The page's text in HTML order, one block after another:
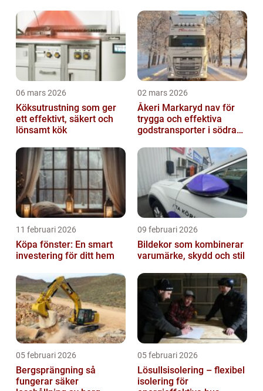
06 mars 2026
Köksutrustning som ger
ett effektivt, säkert och
lönsamt kök
02 mars 2026
Åkeri Markaryd nav för
trygga och effektiva
godstransporter i södra
11 februari 2026
Köpa fönster: En smart
investering för ditt hem
09 februari 2026
Bildekor som kombinerar
varumärke, skydd och stil
05 februari 2026
Bergsprängning så
fungerar säker
05 februari 2026
Lösullsisolering – flexibel
isolering för